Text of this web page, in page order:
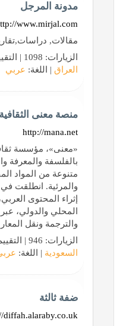
مدونة المرجل
www.mirjal.com
مقالات,
الزيارات: 1098 | التقييم: 0 | المقيّمين: 0 | الدولة:
العراق | اللغة: عربي
منصة معنى الثقافية
http://mana.net
«معنى»، مؤسسة
بالفلسفة والمعرفة
متنوعة من المواد
إثراء المحتوى
المحلي والدولي،
والترجمة ونقل
الزيارات: 946 | التقييم: 0 | المقيّمين: 0 | الدولة:
السعودية | اللغة:
ضفة ثالثة
diffah.alaraby.co.uk